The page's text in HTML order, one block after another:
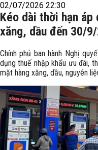
02/07/2026 22:30
Kéo dài thời hạn
xăng, dầu đến 30/
Chính phủ ban hành Nghị
dụng thuế nhập khẩu ưu đãi,
mặt hàng xăng, dầu, nguyên